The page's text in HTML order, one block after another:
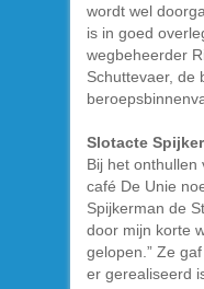
wordt wel
is in goed
wegbeheerder
Schuttevaer, de
Slotacte
Bij het
café De Unie
Spijkerman de
door mijn korte
gelopen.” Ze
er gerealiseerd